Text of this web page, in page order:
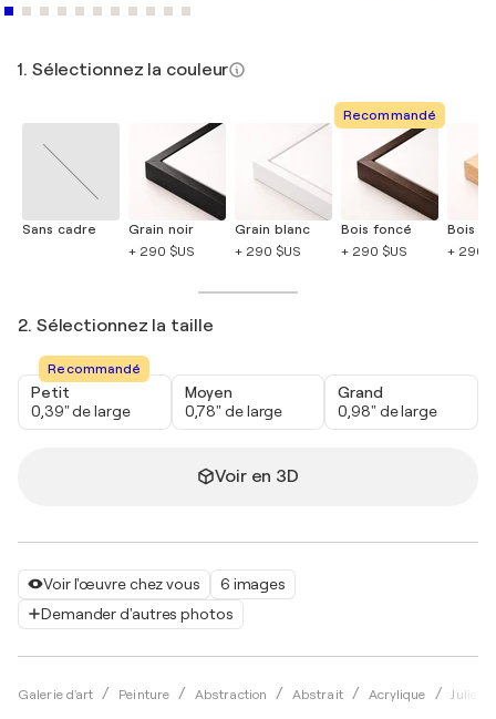
Voir l'œuvre chez vous
6 images
Demander d'autres photos
Galerie d'art Peinture Abstraction Abstrait Acrylique Julien
1. Sélectionnez la couleur
Sans cadre
Grain noir
+ 290 $US
Grain blanc
+ 290 $US
Recommandé
Bois foncé
+ 290 $US
Bois
+ 290
2. Sélectionnez la taille
Recommandé
Petit
0,39" de large
Moyen
0,78" de large
Grand
0,98" de large
Voir en 3D